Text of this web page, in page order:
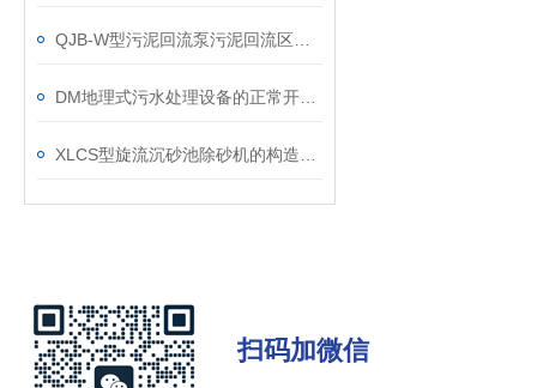
扫码加微信